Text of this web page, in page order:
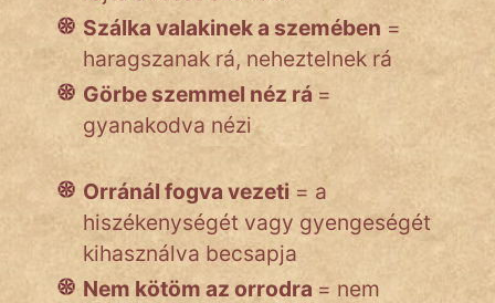
Szálka valakinek a szemében =
haragszanak rá, neheztelnek rá
Görbe szemmel néz rá =
gyanakodva nézi
Orránál fogva vezeti = a
hiszékenységét vagy gyengeségét
kihasználva becsapja
Nem kötöm az orrodra = nem